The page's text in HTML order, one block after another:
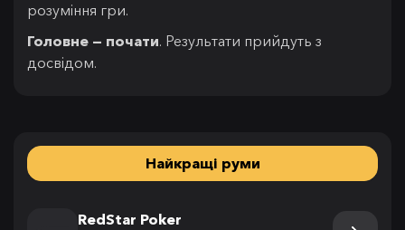
розуміння гри.
Головне — почати. Результати прийдуть з
досвідом.
Найкращі руми
RedStar Poker